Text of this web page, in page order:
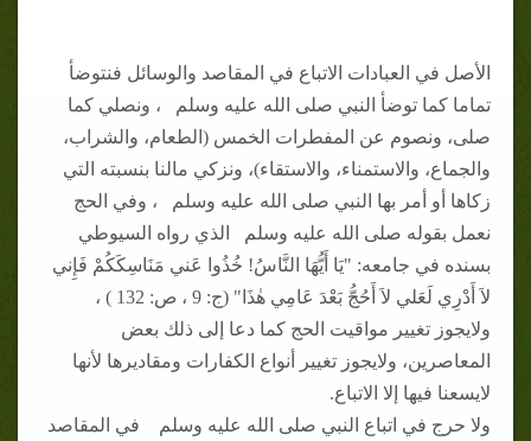
الأصل في العبادات الاتباع في المقاصد والوسائل فنتوضأ
تماما كما توضأ النبي صلى الله عليه وسلم ، ونصلي كما
صلى، ونصوم عن المفطرات الخمس (الطعام، والشراب،
والجماع، والاستمناء، والاستقاء)، ونزكي مالنا بنسبته التي
زكاها أو أمر بها النبي صلى الله عليه وسلم ، وفي الحج
نعمل بقوله صلى الله عليه وسلم الذي رواه السيوطي
بسنده في جامعه: "يَا أَيُّهَا النَّاسُ! خُذُوا عَني مَنَاسِكَكُمْ فَإِني
لاَ أَدْرِي لَعَلي لاَ أَحُجُّ بَعْدَ عَامِي هٰذَا" (ج: 9 ، ص: 132 ) ،
ولايجوز تغيير مواقيت الحج كما دعا إلى ذلك بعض
المعاصرين، ولايجوز تغيير أنواع الكفارات ومقاديرها لأنها
لايسعنا فيها إلا الاتباع.
ولا حرج في اتباع النبي صلى الله عليه وسلم في المقاصد